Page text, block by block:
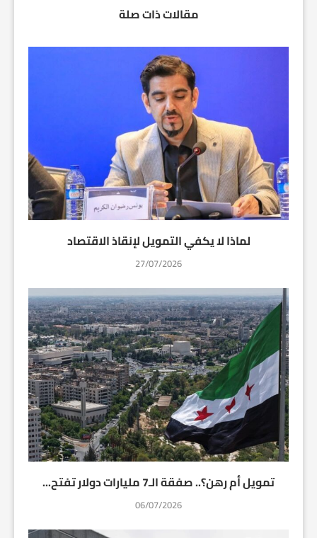
مقالات ذات صلة
لماذا لا يكفي التمويل لإنقاذ الاقتصاد
27/07/2026
تمويل أم رهن؟.. صفقة الـ7 مليارات دولار تفتح...
06/07/2026